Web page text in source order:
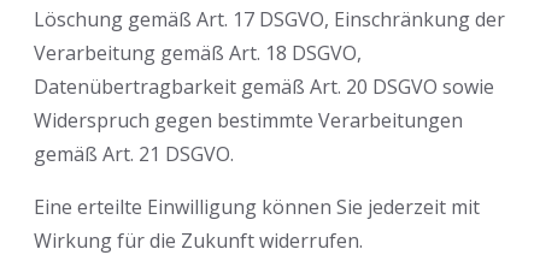
Löschung gemäß Art. 17 DSGVO, Einschränkung der
Verarbeitung gemäß Art. 18 DSGVO,
Datenübertragbarkeit gemäß Art. 20 DSGVO sowie
Widerspruch gegen bestimmte Verarbeitungen
gemäß Art. 21 DSGVO.
Eine erteilte Einwilligung können Sie jederzeit mit
Wirkung für die Zukunft widerrufen.